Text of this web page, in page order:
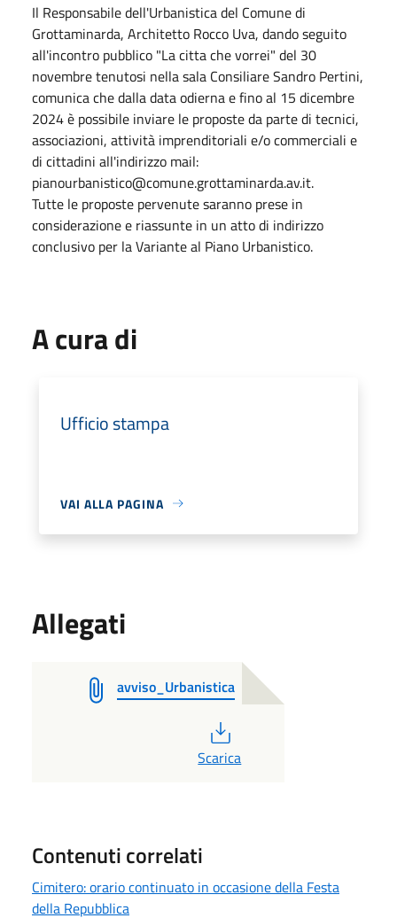
Il Responsabile dell'Urbanistica del Comune di
Grottaminarda, Architetto Rocco Uva, dando seguito
all'incontro pubblico "La citta che vorrei" del 30
novembre tenutosi nella sala Consiliare Sandro Pertini,
comunica che dalla data odierna e fino al 15 dicembre
2024 è possibile inviare le proposte da parte di tecnici,
associazioni, attività imprenditoriali e/o commerciali e
di cittadini all'indirizzo mail:
pianourbanistico@comune.grottaminarda.av.it.
Tutte le proposte pervenute saranno prese in
considerazione e riassunte in un atto di indirizzo
conclusivo per la Variante al Piano Urbanistico.
A cura di
Ufficio stampa
VAI ALLA PAGINA
Allegati
avviso_Urbanistica
Scarica
Contenuti correlati
Cimitero: orario continuato in occasione della Festa
della Repubblica